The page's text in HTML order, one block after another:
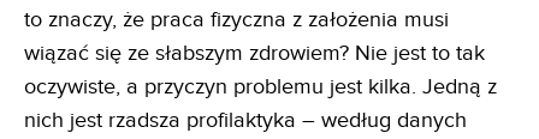
to znaczy, że praca fizyczna z założenia musi
wiązać się ze słabszym zdrowiem? Nie jest to tak
oczywiste, a przyczyn problemu jest kilka. Jedną z
nich jest rzadsza profilaktyka – według danych